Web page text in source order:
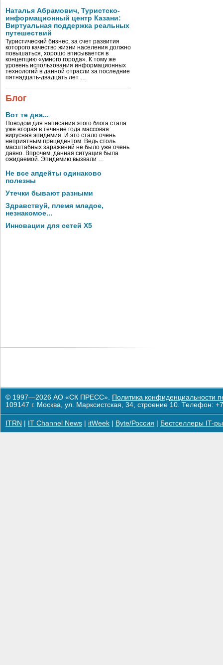
Наталья Абрамович, Туристско-
информационный центр Казани:
Виртуальная поддержка реальных
путешествий
Туристический бизнес, за счет развития
которого качество жизни населения должно
повышаться, хорошо вписывается в
концепцию «умного города». К тому же
уровень использования информационных
технологий в данной отрасли за последние
пятнадцать-двадцать лет …
Блог
Вот те два...
Поводом для написания этого блога стала
уже вторая в течение года массовая
вирусная эпидемия. И это стало очень
неприятным прецедентом. Ведь столь
масштабных заражений не было уже очень
давно. Впрочем, данная ситуация была
ожидаемой. Эпидемию вызвали …
Не все апдейты одинаково
полезны
Утечки бывают разными
Здравствуй, племя младое,
незнакомое...
Инновации для сетей X5
© 1997—2026 АО «СК ПРЕСС». Политика конфиденциальности
109147 г. Москва, ул. Марксистская, 34, строение 10. Телефон:
ITRN IT Channel News itWeek Byte/Россия Бестселлеры IT-